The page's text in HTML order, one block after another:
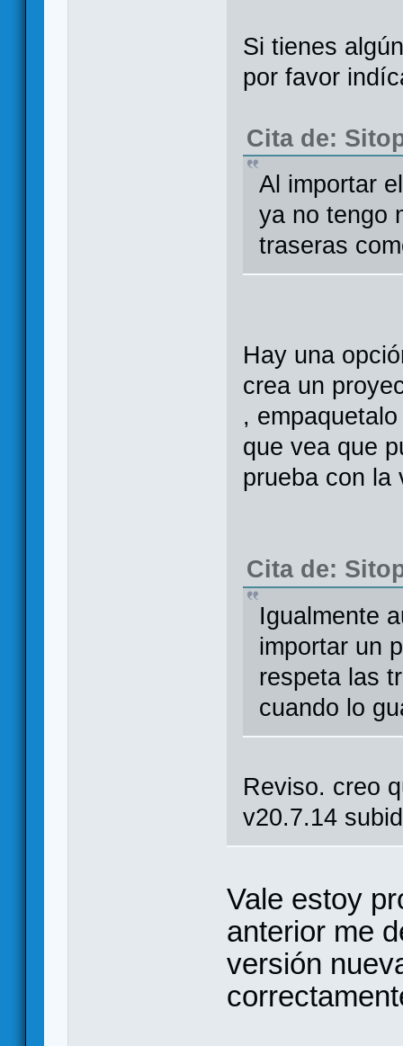
Si tienes
por favor
Cita de:
Al importar
ya no tengo
traseras
Hay una
crea un
,
que vea que
prueba con la
Cita de:
Igualmente
importar un
respeta las
cuando lo
Reviso. creo
v20.7.14
Vale estoy
anterior me
versión